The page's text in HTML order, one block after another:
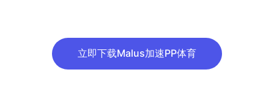
立即下载Malus加速PP体育